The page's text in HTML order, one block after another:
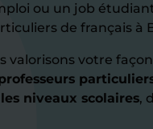
ou un job
de français à
valorisons votre
niveaux scolaires,